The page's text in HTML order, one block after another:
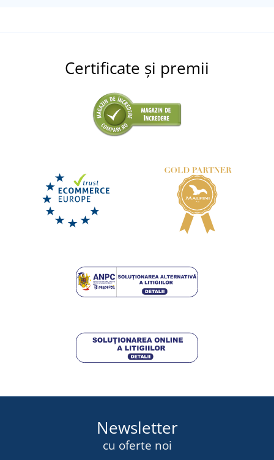
Hanorac cu fermoar pentru damă TORONTO
149,50 lei
Certificate și premii
Newsletter
cu oferte noi